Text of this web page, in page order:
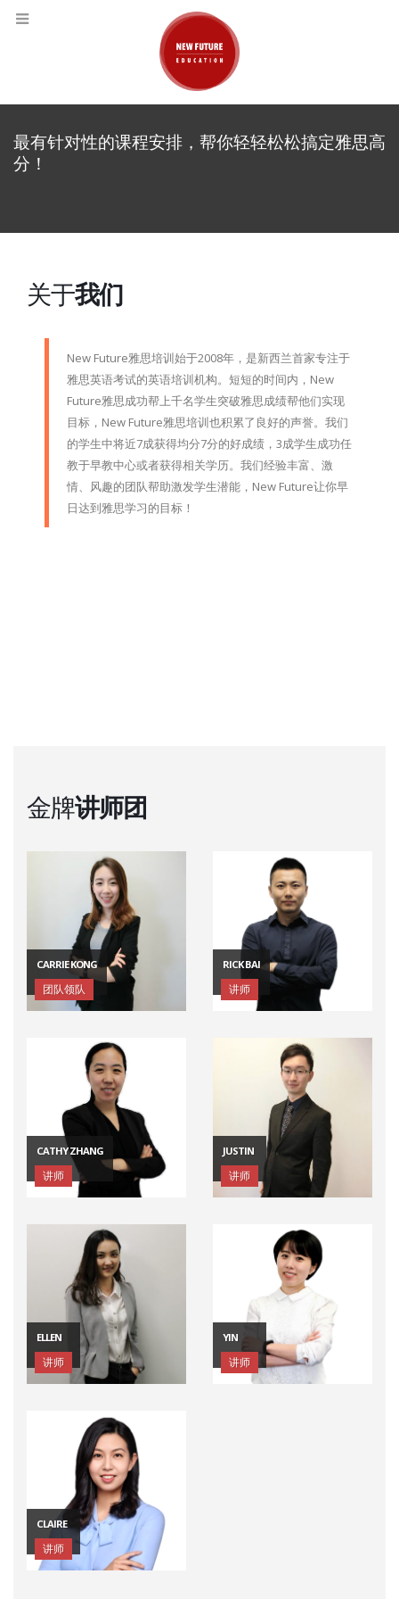
最有针对性的课程安排，帮你轻轻松松搞定雅思高
分！
关于我们
New Future雅思培训始于2008年，是新西兰首家专注于
雅思英语考试的英语培训机构。短短的时间内，New
Future雅思成功帮上千名学生突破雅思成绩帮他们实现
目标，New Future雅思培训也积累了良好的声誉。我们
的学生中将近7成获得均分7分的好成绩，3成学生成功任
教于早教中心或者获得相关学历。我们经验丰富、激
情、风趣的团队帮助激发学生潜能，New Future让你早
日达到雅思学习的目标！
金牌讲师团
CARRIE KONG
团队领队
RICK BAI
讲师
CATHY ZHANG
讲师
JUSTIN
讲师
ELLEN
讲师
YIN
讲师
CLAIRE
讲师